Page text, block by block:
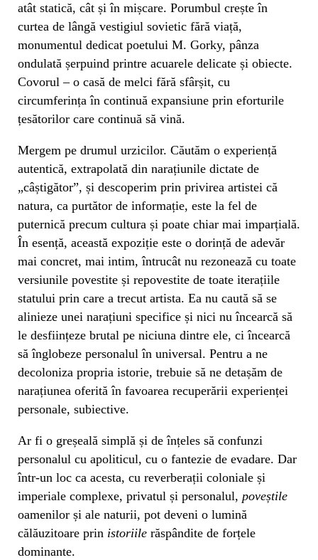
atât statică, cât și în mișcare. Porumbul crește în
curtea de lângă vestigiul sovietic fără viață,
monumentul dedicat poetului M. Gorky, pânza
ondulată șerpuind printre acuarele delicate și obiecte.
Covorul – o casă de melci fără sfârșit, cu
circumferința în continuă expansiune prin eforturile
țesătorilor care continuă să vină.
Mergem pe drumul urzicilor. Căutăm o experiență
autentică, extrapolată din narațiunile dictate de
„câștigător”, și descoperim prin privirea artistei că
natura, ca purtător de informație, este la fel de
puternică precum cultura și poate chiar mai imparțială.
În esență, această expoziție este o dorință de adevăr
mai concret, mai intim, întrucât nu rezonează cu toate
versiunile povestite și repovestite de toate iterațiile
statului prin care a trecut artista. Ea nu caută să se
alinieze unei narațiuni specifice și nici nu încearcă să
le desființeze brutal pe niciuna dintre ele, ci încearcă
să înglobeze personalul în universal. Pentru a ne
decoloniza propria istorie, trebuie să ne detașăm de
narațiunea oferită în favoarea recuperării experienței
personale, subiective.
Ar fi o greșeală simplă și de înțeles să confunzi
personalul cu apoliticul, cu o fantezie de evadare. Dar
într-un loc ca acesta, cu reverberații coloniale și
imperiale complexe, privatul și personalul, poveștile
oamenilor și ale naturii, pot deveni o lumină
călăuzitoare prin istoriile răspândite de forțele
dominante.